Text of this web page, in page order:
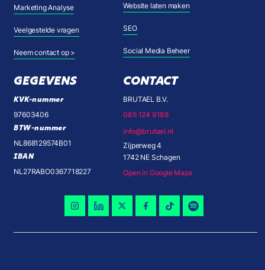
Marketing Analyse
Veelgestelde vragen
Neem contact op >
Website laten maken
SEO
Social Media Beheer
GEGEVENS
KVK-nummer
97603406
BTW-nummer
NL868129574B01
IBAN
NL27RABO0367718227
CONTACT
BRUTAEL B.V.
085 124 9188
info@brutael.nl
Zijperweg 4
1742 NE Schagen
Open in Google Maps